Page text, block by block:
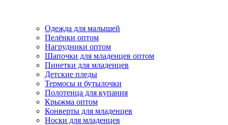
Одежда для малышей
Пелёнки оптом
Нагрудники оптом
Шапочки для младенцев оптом
Пинетки для младенцев
Детские пледы
Термосы и бутылочки
Полотенца для купания
Крыжма оптом
Конверты для младенцев
Носки для младенцев